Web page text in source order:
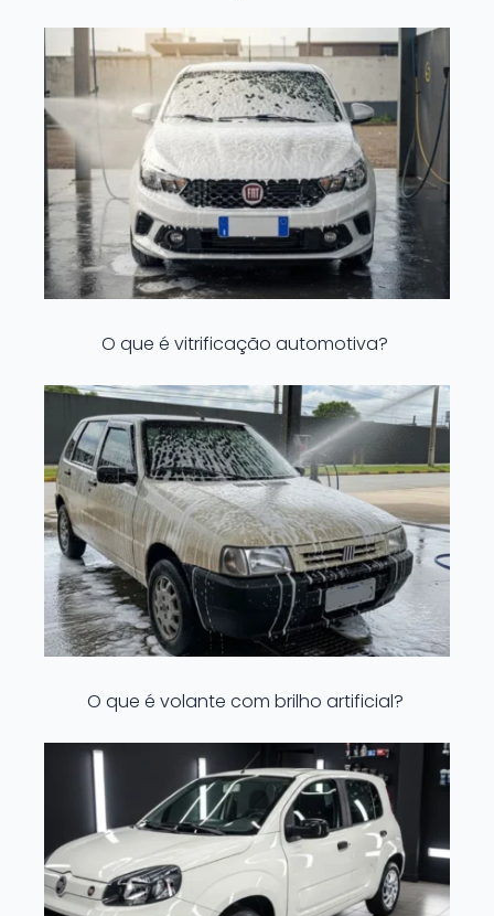
O que é vitrificação automotiva?
O que é volante com brilho artificial?